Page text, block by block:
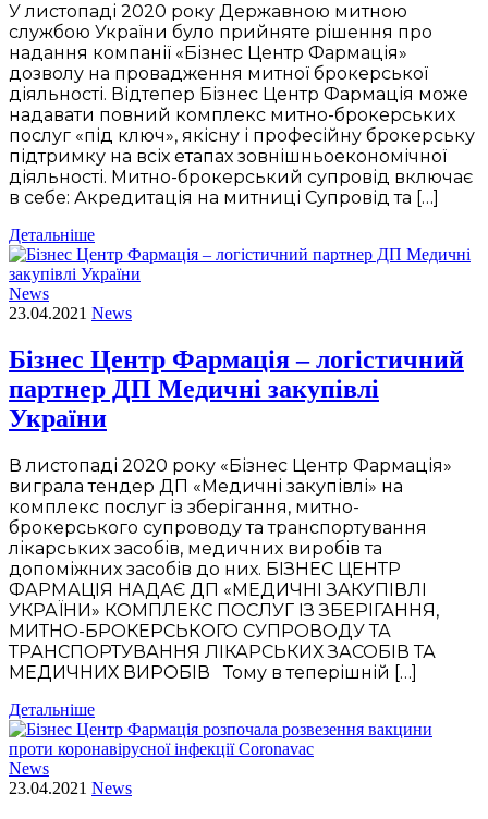
У листопаді 2020 року Державною митною
службою України було прийняте рішення про
надання компанії «Бізнес Центр Фармація»
дозволу на провадження митної брокерської
діяльності. Відтепер Бізнес Центр Фармація може
надавати повний комплекс митно-брокерських
послуг «під ключ», якісну і професійну брокерську
підтримку на всіх етапах зовнішньоекономічної
діяльності. Митно-брокерський супровід включає
в себе: Акредитація на митниці Супровід та […]
Детальніше
News
23.04.2021 News
Бізнес Центр Фармація – логістичний
партнер ДП Медичні закупівлі
України
В листопаді 2020 року «Бізнес Центр Фармація»
виграла тендер ДП «Медичні закупівлі» на
комплекс послуг із зберігання, митно-
брокерського супроводу та транспортування
лікарських засобів, медичних виробів та
допоміжних засобів до них. БІЗНЕС ЦЕНТР
ФАРМАЦІЯ НАДАЄ ДП «МЕДИЧНІ ЗАКУПІВЛІ
УКРАЇНИ» КОМПЛЕКС ПОСЛУГ ІЗ ЗБЕРІГАННЯ,
МИТНО-БРОКЕРСЬКОГО СУПРОВОДУ ТА
ТРАНСПОРТУВАННЯ ЛІКАРСЬКИХ ЗАСОБІВ ТА
МЕДИЧНИХ ВИРОБІВ Тому в теперішній […]
Детальніше
News
23.04.2021 News